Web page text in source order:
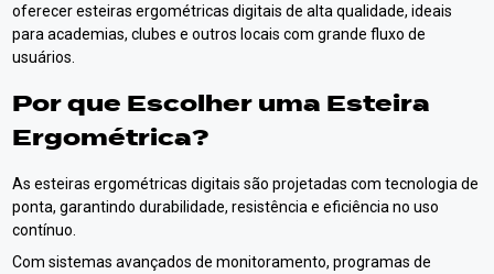
oferecer esteiras ergométricas digitais de alta qualidade, ideais
para academias, clubes e outros locais com grande fluxo de
usuários.
Por que Escolher uma Esteira
Ergométrica?
As esteiras ergométricas digitais são projetadas com tecnologia de
ponta, garantindo durabilidade, resistência e eficiência no uso
contínuo.
Com sistemas avançados de monitoramento, programas de